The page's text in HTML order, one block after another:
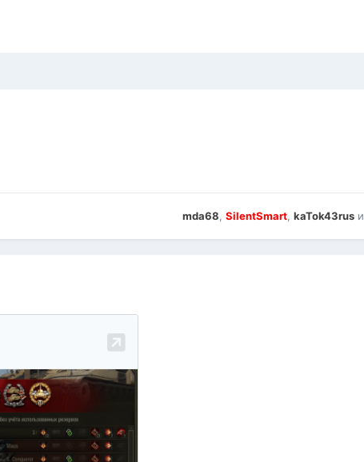
mda68, SilentSmart, kaTok43rusи